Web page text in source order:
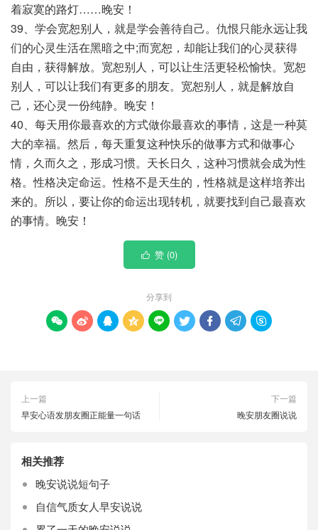
着寂寞的路灯……晚安！
39、学会宽恕别人，就是学会善待自己。仇恨只能永远让我
们的心灵生活在黑暗之中;而宽恕，却能让我们的心灵获得
自由，获得解放。宽恕别人，可以让生活更轻松愉快。宽恕
别人，可以让我们有更多的朋友。宽恕别人，就是解放自
己，还心灵一份纯静。晚安！
40、每天用你最喜欢的方式做你最喜欢的事情，这是一种莫
大的幸福。然后，每天重复这种快乐的做事方式和做事心
情，久而久之，形成习惯。天长日久，这种习惯就会成为性
格。性格决定命运。性格不是天生的，性格就是这样培养出
来的。所以，要让你的命运出现转机，就要找到自己最喜欢
的事情。晚安！
 赞 (0)
分享到
        
上一篇
早安心语发朋友圈正能量一句话
下一篇
晚安朋友圈说说
相关推荐
晚安说说短句子
自信气质女人早安说说